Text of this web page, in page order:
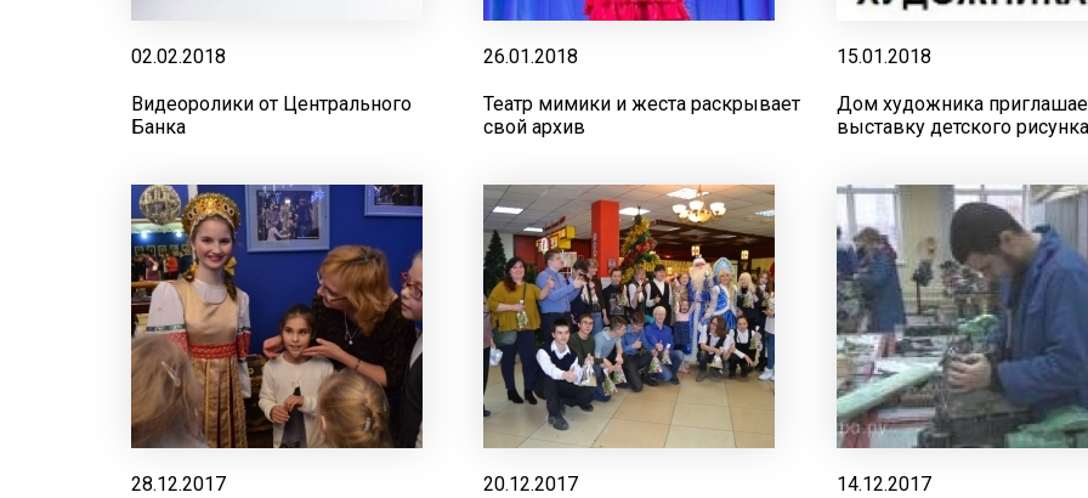
02.02.2018
Видеоролики от Центрального
Банка
26.01.2018
Театр мимики и жеста раскрывает
свой архив
15.01.2018
Дом художника
выставку детского рисунка
28.12.2017 20.12.2017 14.12.2017